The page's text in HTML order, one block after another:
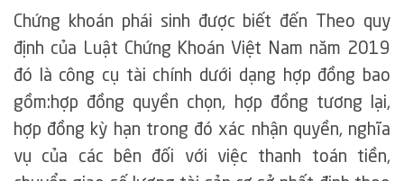
Chứng khoán phái sinh được biết đến Theo quy
định của Luật Chứng Khoán Việt Nam năm 2019
đó là công cụ tài chính dưới dạng hợp đồng bao
gồm:hợp đồng quyền chọn, hợp đồng tương lại,
hợp đồng kỳ hạn trong đó xác nhận quyền, nghĩa
vụ của các bên đối với việc thanh toán tiền,